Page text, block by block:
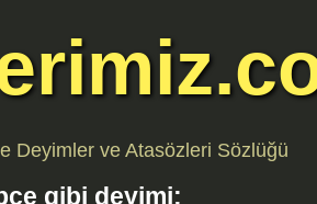
Deyimler ve Atasözleri Sözlüğü
gibi deyimi: